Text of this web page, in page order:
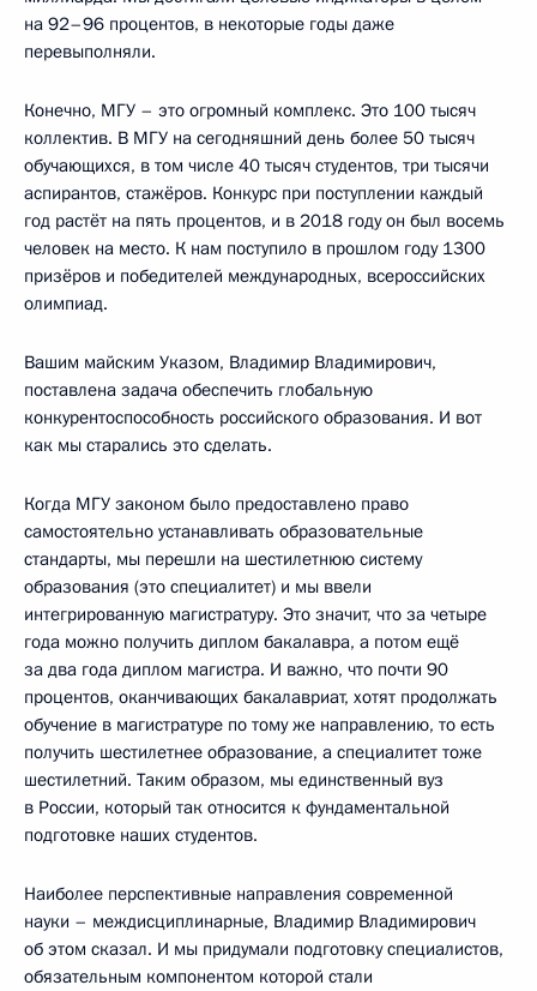
на 92–96 процентов, в некоторые годы даже
перевыполняли.
Конечно, МГУ – это огромный комплекс. Это 100 тысяч
коллектив. В МГУ на сегодняшний день более 50 тысяч
обучающихся, в том числе 40 тысяч студентов, три тысячи
аспирантов, стажёров. Конкурс при поступлении каждый
год растёт на пять процентов, и в 2018 году он был восемь
человек на место. К нам поступило в прошлом году 1300
призёров и победителей международных, всероссийских
олимпиад.
Вашим майским Указом, Владимир Владимирович,
поставлена задача обеспечить глобальную
конкурентоспособность российского образования. И вот
как мы старались это сделать.
Когда МГУ законом было предоставлено право
самостоятельно устанавливать образовательные
стандарты, мы перешли на шестилетнюю систему
образования (это специалитет) и мы ввели
интегрированную магистратуру. Это значит, что за четыре
года можно получить диплом бакалавра, а потом ещё
за два года диплом магистра. И важно, что почти 90
процентов, оканчивающих бакалавриат, хотят продолжать
обучение в магистратуре по тому же направлению, то есть
получить шестилетнее образование, а специалитет тоже
шестилетний. Таким образом, мы единственный вуз
в России, который так относится к фундаментальной
подготовке наших студентов.
Наиболее перспективные направления современной
науки – междисциплинарные, Владимир Владимирович
об этом сказал. И мы придумали подготовку специалистов,
обязательным компонентом которой стали